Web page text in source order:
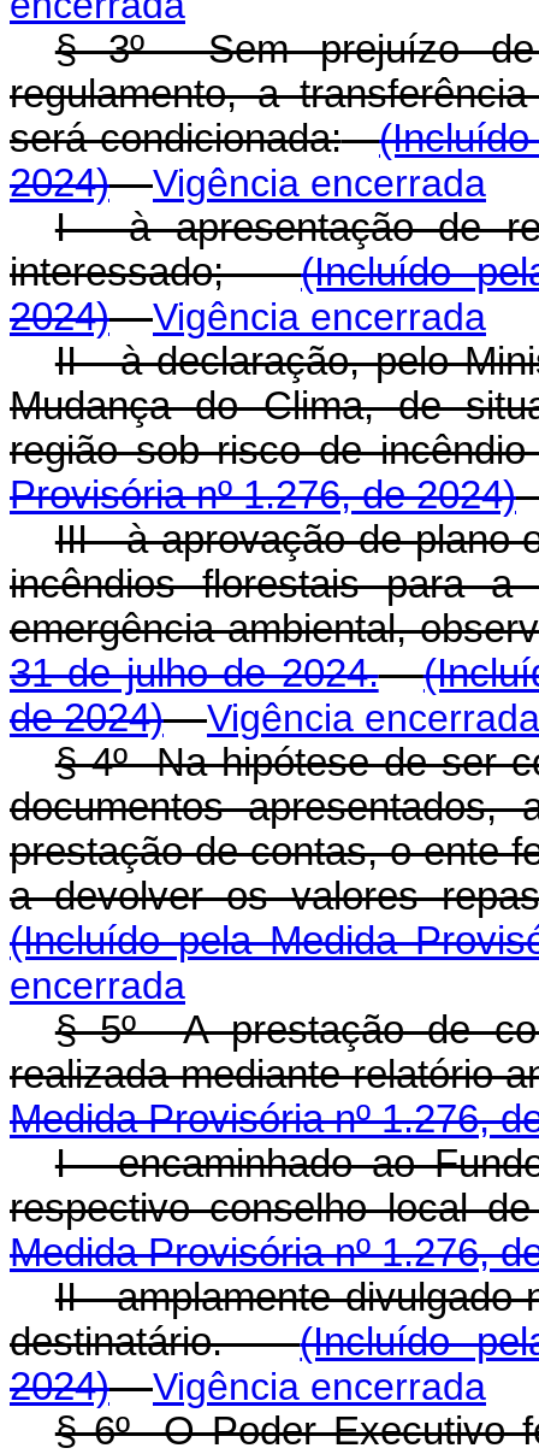
§ 3º Sem prejuízo de
regulamento, a
será condicionada:
2024)
Vigência encerrada
I - à apresentação de
interessado;
(Incluído
2024)
Vigência encerrada
II - à declaração, pelo
Mudança do Clima, de
região sob risco de
Provisória nº 1.276, de 2024)
III - à aprovação de plano
incêndios florestais para
emergência ambiental,
31 de julho de 2024.
de 2024)
Vigência encerrada
§ 4º Na hipótese de ser
documentos
prestação de contas, o ente
a devolver os valores
(Incluído pela Medida
encerrada
§ 5º A prestação de
realizada mediante relatório
Medida Provisória nº 1.276,
I - encaminhado ao
respectivo conselho local
Medida Provisória nº 1.276,
II - amplamente divulgado
destinatário.
(Incluído
2024)
Vigência encerrada
§ 6º O Poder Executivo